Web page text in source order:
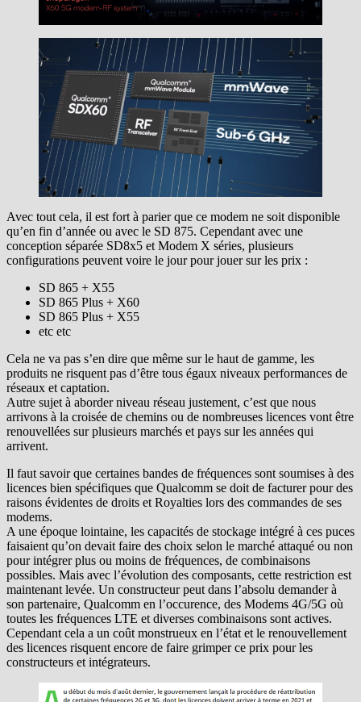
Avec tout cela, il est fort à parier que ce modem ne soit disponible
qu’en fin d’année ou avec le SD 875. Cependant avec une
conception séparée SD8x5 et Modem X séries, plusieurs
configurations peuvent voire le jour pour jouer sur les prix :
SD 865 + X55
SD 865 Plus + X60
SD 865 Plus + X55
etc etc
Cela ne va pas s’en dire que même sur le haut de gamme, les
produits ne risquent pas d’être tous égaux niveaux performances de
réseaux et captation.
Autre sujet à aborder niveau réseau justement, c’est que nous
arrivons à la croisée de chemins ou de nombreuses licences vont être
renouvellées sur plusieurs marchés et pays sur les années qui
arrivent.
Il faut savoir que certaines bandes de fréquences sont soumises à des
licences bien spécifiques que Qualcomm se doit de facturer pour des
raisons évidentes de droits et Royalties lors des commandes de ses
modems.
A une époque lointaine, les capacités de stockage intégré à ces puces
faisaient qu’on devait faire des choix selon le marché attaqué ou non
pour intégrer plus ou moins de fréquences, de combinaisons
possibles. Mais avec l’évolution des composants, cette restriction est
maintenant levée. Un constructeur peut dans l’absolu demander à
son partenaire, Qualcomm en l’occurence, des Modems 4G/5G où
toutes les fréquences LTE et diverses combinaisons sont actives.
Cependant cela a un coût monstrueux en l’état et le renouvellement
des licences risquent encore de faire grimper ce prix pour les
constructeurs et intégrateurs.